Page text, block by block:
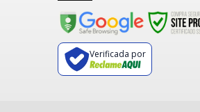
Verificada por